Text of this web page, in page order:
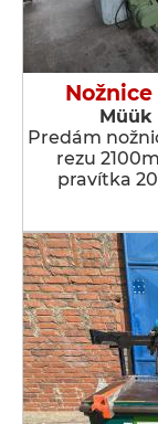
Müük
Predám
rezu
pravítka